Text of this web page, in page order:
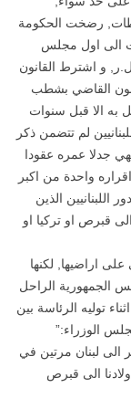
رضخت الحكومة
عهد الاستقلال عام 1943, واحالت الى اول مجلس
نواب منتخب قانونا عدلت فيه بعض مواد القرار 60 ل.ر, و اشترط القانون
القاضي بشطب
صدر في العام1976 ولم يعمل به الا قبل سنوات
لم تتضمن ذكر
60 الذي يمكن ان ينهي جدلا عمره عقودا
واحدة من اكبر
اللبنانيين الذين
قبرص او تركيا او
على اراضيها, لكنها
الجمهورية الراحل
توليه الرئاسة بين
مجلس الوزراء:”
لبنان مرتين في
الى قبرص